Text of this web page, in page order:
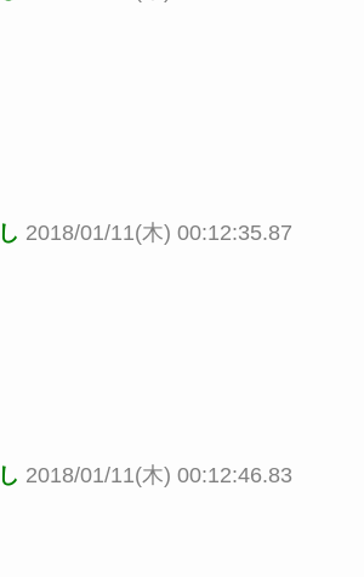
2018/01/11(木) 00:12:35.87
2018/01/11(木) 00:12:46.83